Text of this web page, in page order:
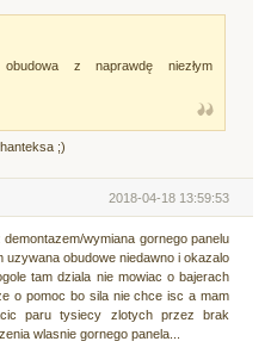
z naprawdę niezłym
;)
2018-04-18 13:59:53
wymiana gornego panelu
uzywana obudowe niedawno i okazalo
tam dziala nie mowiac o bajerach
o pomoc bo sila nie chce isc a mam
paru tysiecy zlotych przez brak
wlasnie gornego panela...